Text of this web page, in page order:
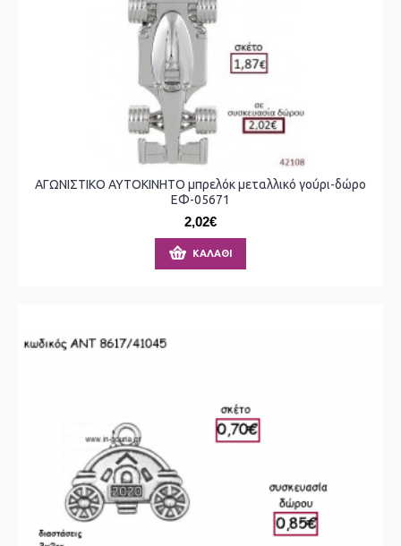
ΑΓΩΝΙΣΤΙΚΟ ΑΥΤΟΚΙΝΗΤΟ μπρελόκ μεταλλικό γούρι-δώρο
ΕΦ-05671
2,02€
ΚΑΛΆΘΙ